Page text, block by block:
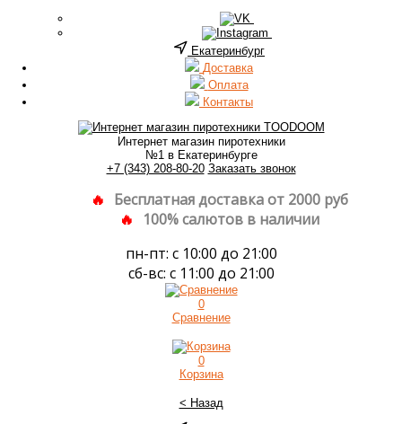
Екатеринбург
Доставка
Оплата
Контакты
Интернет магазин пиротехники
№1 в Екатеринбурге
+7 (343) 208-80-20 Заказать звонок
Бесплатная доставка от 2000 руб
100% салютов в наличии
пн-пт: с 10:00 до 21:00
сб-вс: с 11:00 до 21:00
0
Сравнение
0
Корзина
< Назад